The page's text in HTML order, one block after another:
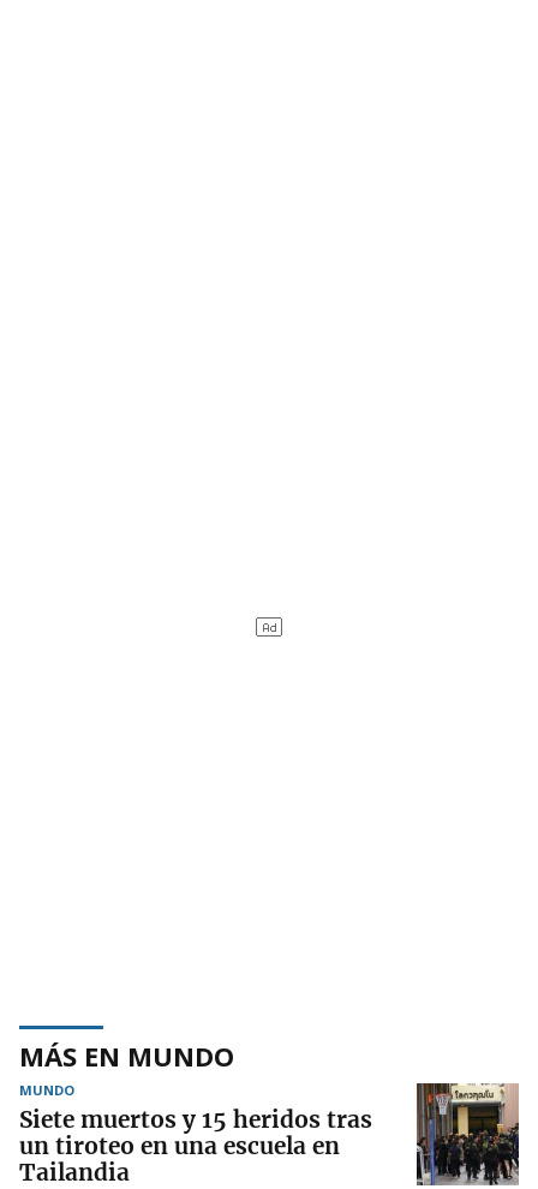
MÁS EN MUNDO
MUNDO
Siete muertos y 15 heridos tras
un tiroteo en una escuela en
Tailandia